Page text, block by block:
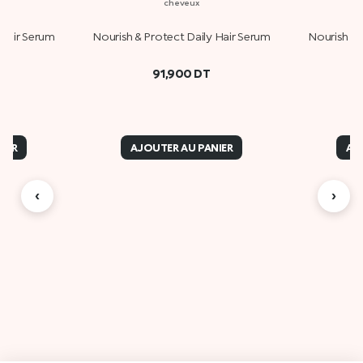
Serum
cheveux
Nourish & Protect Daily Hair Serum
91,900 DT
AJOUTER AU PANIER
Nourish &
‹ ›